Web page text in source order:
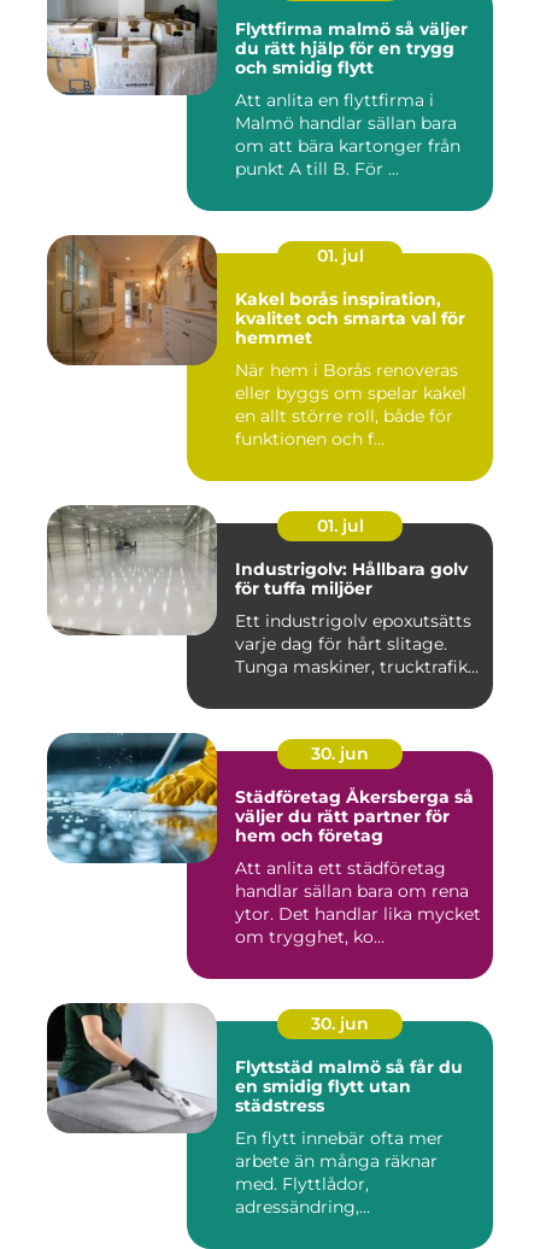
Flyttfirma malmö så väljer
du rätt hjälp för en trygg
och smidig flytt
Att anlita en flyttfirma i
Malmö handlar sällan bara
om att bära kartonger från
punkt A till B. För ...
01. jul
Kakel borås inspiration,
kvalitet och smarta val för
hemmet
När hem i Borås renoveras
eller byggs om spelar kakel
en allt större roll, både för
funktionen och f...
01. jul
Industrigolv: Hållbara golv
för tuffa miljöer
Ett industrigolv epoxutsätts
varje dag för hårt slitage.
Tunga maskiner, trucktrafik...
30. jun
Städföretag Åkersberga så
väljer du rätt partner för
hem och företag
Att anlita ett städföretag
handlar sällan bara om rena
ytor. Det handlar lika mycket
om trygghet, ko...
30. jun
Flyttstäd malmö så får du
en smidig flytt utan
städstress
En flytt innebär ofta mer
arbete än många räknar
med. Flyttlådor,
adressändring,